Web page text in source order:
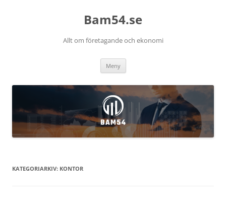
Bam54.se
Allt om företagande och ekonomi
Meny Hoppa
innehåll
KATEGORIARKIV: KONTOR